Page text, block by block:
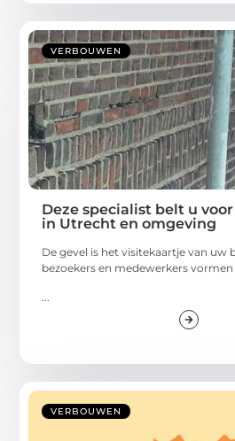
VERBOUWEN
Deze specialist belt u
in Utrecht en omgeving
De gevel is het visitekaartje van uw
bezoekers en medewerkers vormen
VERBOUWEN